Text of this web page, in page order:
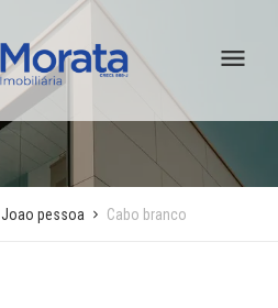
Joao pessoa Cabo branco